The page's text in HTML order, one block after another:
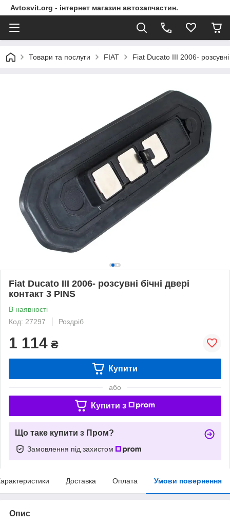
Avtosvit.org - інтернет магазин автозапчастин.
Товари та послуги FIAT Fiat Ducato III 2006- розсувні
Fiat Ducato III 2006- розсувні бічні двері
контакт 3 PINS
В наявності
Код: 27297
Роздріб
1 114 ₴
Купити
або
Купити з
Що таке купити з Пром?
Замовлення під захистом
Доставка Оплата Умови повернення
Опис